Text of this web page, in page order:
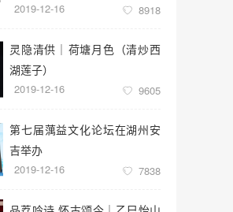
是违法的
2019-12-16 8918
灵隐清供｜​荷塘月色（清炒西
湖莲子）
2019-12-16 9605
第七届蕅益文化论坛在湖州安
吉举办
2019-12-16 7838